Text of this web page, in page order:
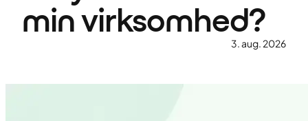
min virksomhed?
3. aug. 2026